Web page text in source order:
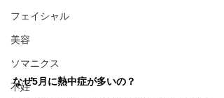
フェイシャル
美容
ソマニクス
不妊
なぜ5月に熱中症が多いの？